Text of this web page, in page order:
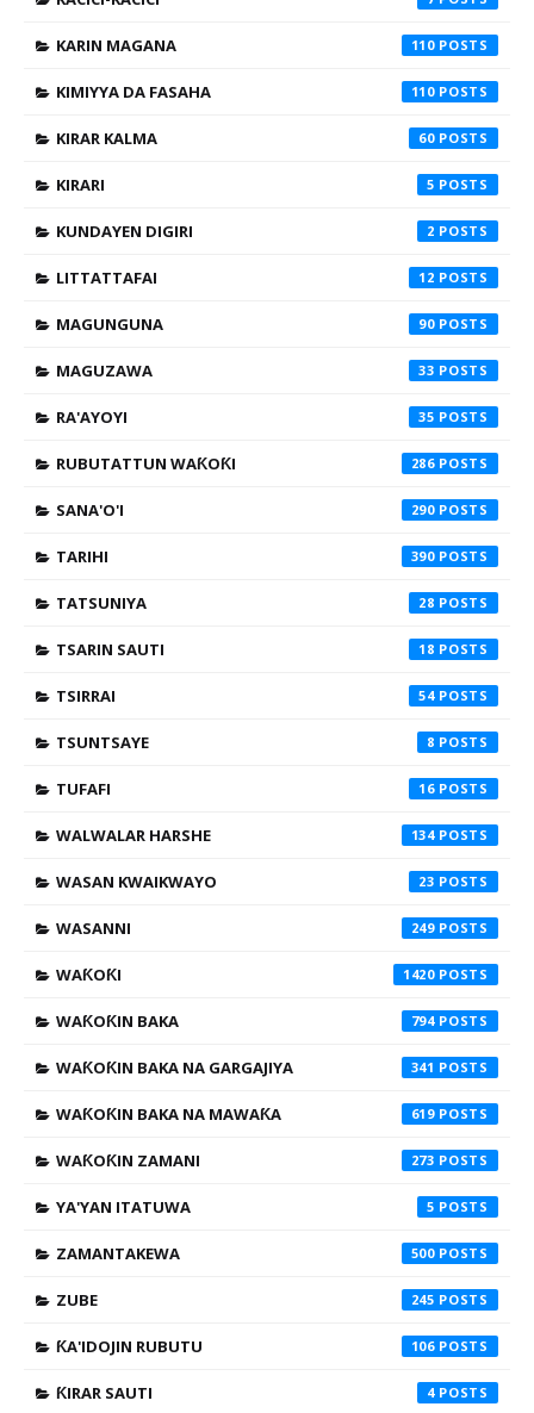
KARIN MAGANA 110
KIMIYYA DA FASAHA 110
KIRAR KALMA 60
KIRARI 5
KUNDAYEN DIGIRI 2
LITTATTAFAI 12
MAGUNGUNA 90
MAGUZAWA 33
RA'AYOYI 35
RUBUTATTUN WAƘOƘI 286
SANA'O'I 290
TARIHI 390
TATSUNIYA 28
TSARIN SAUTI 18
TSIRRAI 54
TSUNTSAYE 8
TUFAFI 16
WALWALAR HARSHE 134
WASAN KWAIKWAYO 23
WASANNI 249
WAƘOƘI 1420
WAƘOƘIN BAKA 794
WAƘOƘIN BAKA NA GARGAJIYA 341
WAƘOƘIN BAKA NA MAWAƘA 619
WAƘOƘIN ZAMANI 273
YA'YAN ITATUWA 5
ZAMANTAKEWA 500
ZUBE 245
ƘA'IDOJIN RUBUTU 106
ƘIRAR SAUTI 4